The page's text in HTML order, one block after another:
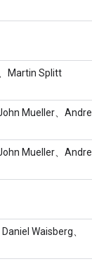
Martin Splitt
Mueller、Andre
Mueller、Andre
Waisberg、